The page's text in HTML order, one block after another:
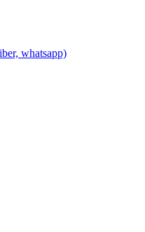
whatsapp)